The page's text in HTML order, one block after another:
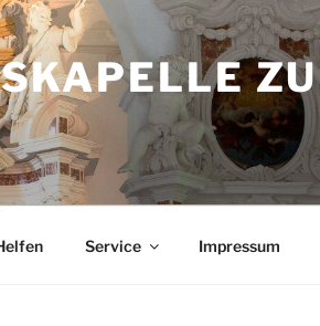
ZU
Service Impressum